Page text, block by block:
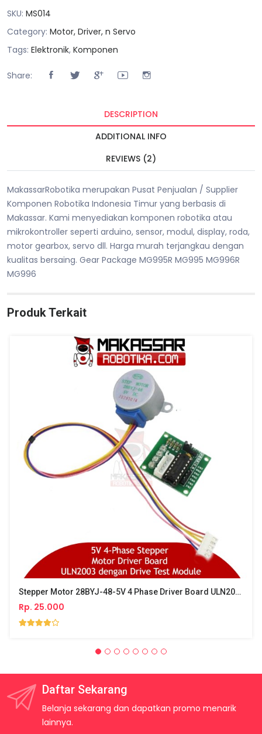
SKU: MS014
Category: Motor, Driver, n Servo
Tags: Elektronik, Komponen
Share:
DESCRIPTION
ADDITIONAL INFO
REVIEWS (2)
MakassarRobotika merupakan Pusat Penjualan / Supplier
Komponen Robotika Indonesia Timur yang berbasis di
Makassar. Kami menyediakan komponen robotika atau
mikrokontroller seperti arduino, sensor, modul, display, roda,
motor gearbox, servo dll. Harga murah terjangkau dengan
kualitas bersaing. Gear Package MG995R MG995 MG996R
MG996
Produk Terkait
Stepper Motor 28BYJ-48-5V 4 Phase Driver Board ULN2003
Rp. 25.000
Daftar Sekarang
Belanja sekarang dan dapatkan promo menarik
lainnya.